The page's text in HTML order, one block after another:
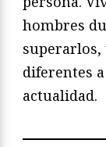
hombres
superarlos,
diferentes
actualidad.